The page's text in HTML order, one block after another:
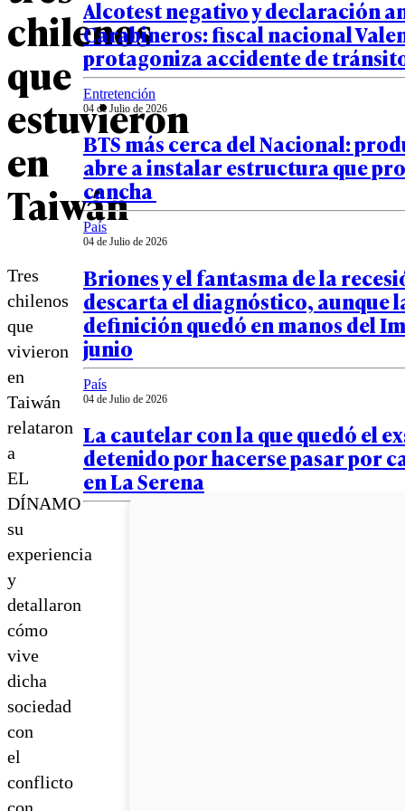
chilenos
que
estuvieron
en
Taiwán
Tres
chilenos
que
vivieron
en
Taiwán
relataron
a
EL
DÍNAMO
su
experiencia
y
detallaron
cómo
vive
dicha
sociedad
con
el
conflicto
Alcotest negativo y declaración
Carabineros: fiscal nacional
protagoniza accidente de
Entretención
04 de Julio de 2026
BTS más cerca del Nacional:
abre a instalar estructura que
cancha
País
04 de Julio de 2026
Briones y el fantasma de la
descarta el diagnóstico, aunque
definición quedó en manos del
junio
País
04 de Julio de 2026
La cautelar con la que quedó el
detenido por hacerse pasar por
en La Serena